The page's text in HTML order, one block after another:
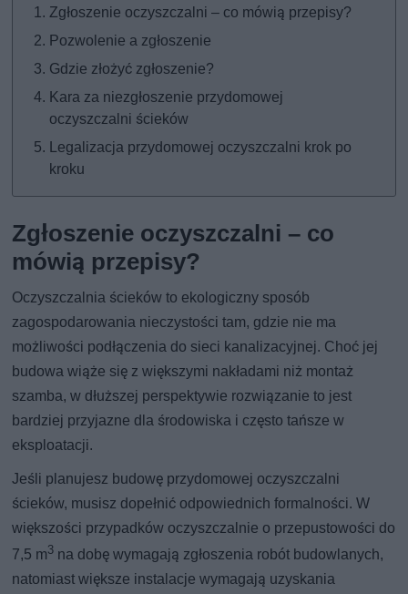
Zgłoszenie oczyszczalni – co mówią przepisy?
Pozwolenie a zgłoszenie
Gdzie złożyć zgłoszenie?
Kara za niezgłoszenie przydomowej
oczyszczalni ścieków
Legalizacja przydomowej oczyszczalni krok po
kroku
Zgłoszenie oczyszczalni – co
mówią przepisy?
Oczyszczalnia ścieków to ekologiczny sposób
zagospodarowania nieczystości tam, gdzie nie ma
możliwości podłączenia do sieci kanalizacyjnej. Choć jej
budowa wiąże się z większymi nakładami niż montaż
szamba, w dłuższej perspektywie rozwiązanie to jest
bardziej przyjazne dla środowiska i często tańsze w
eksploatacji.
Jeśli planujesz budowę przydomowej oczyszczalni
ścieków, musisz dopełnić odpowiednich formalności. W
większości przypadków oczyszczalnie o przepustowości do
7,5 m3 na dobę wymagają zgłoszenia robót budowlanych,
natomiast większe instalacje wymagają uzyskania